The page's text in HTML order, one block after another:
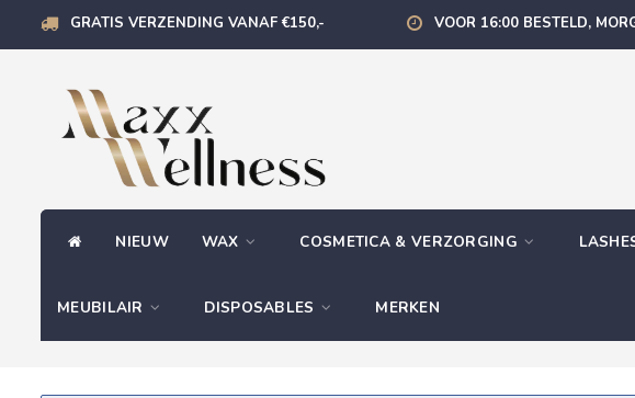
GRATIS VERZENDING VANAF €150,- VOOR 16:00 BESTELD,
NIEUW WAX COSMETICA & VERZORGING
MEUBILAIR DISPOSABLES MERKEN